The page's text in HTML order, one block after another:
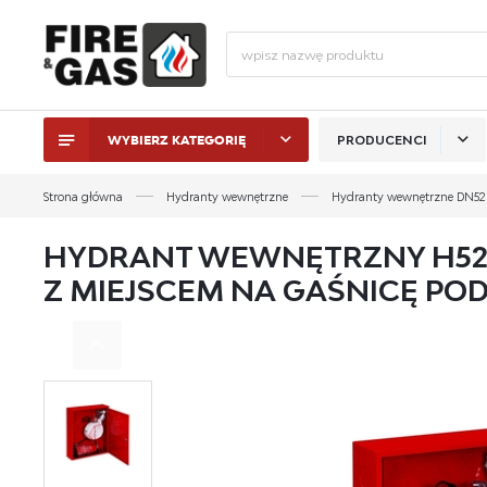
WYBIERZ KATEGORIĘ PRODUCENCI
Strona główna Hydranty wewnętrzne Hydranty wewnętrzne DN52
HYDRANT WEWNĘTRZNY
Z MIEJSCEM NA GAŚNICĘ